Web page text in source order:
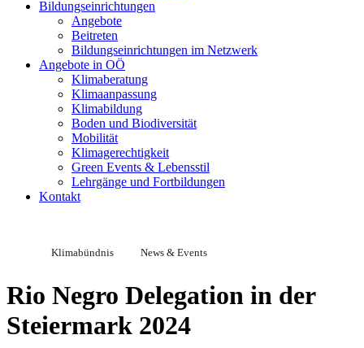
Bildungseinrichtungen
Angebote
Beitreten
Bildungseinrichtungen im Netzwerk
Angebote in OÖ
Klimaberatung
Klimaanpassung
Klimabildung
Boden und Biodiversität
Mobilität
Klimagerechtigkeit
Green Events & Lebensstil
Lehrgänge und Fortbildungen
Kontakt
Klimabündnis News & Events
Rio Negro Delegation in der
Steiermark 2024